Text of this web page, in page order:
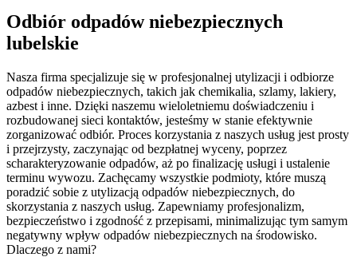
Odbiór odpadów niebezpiecznych
lubelskie
Nasza firma specjalizuje się w profesjonalnej utylizacji i odbiorze
odpadów niebezpiecznych, takich jak chemikalia, szlamy, lakiery,
azbest i inne. Dzięki naszemu wieloletniemu doświadczeniu i
rozbudowanej sieci kontaktów, jesteśmy w stanie efektywnie
zorganizować odbiór. Proces korzystania z naszych usług jest prosty
i przejrzysty, zaczynając od bezpłatnej wyceny, poprzez
scharakteryzowanie odpadów, aż po finalizację usługi i ustalenie
terminu wywozu. Zachęcamy wszystkie podmioty, które muszą
poradzić sobie z utylizacją odpadów niebezpiecznych, do
skorzystania z naszych usług. Zapewniamy profesjonalizm,
bezpieczeństwo i zgodność z przepisami, minimalizując tym samym
negatywny wpływ odpadów niebezpiecznych na środowisko.
Dlaczego z nami?